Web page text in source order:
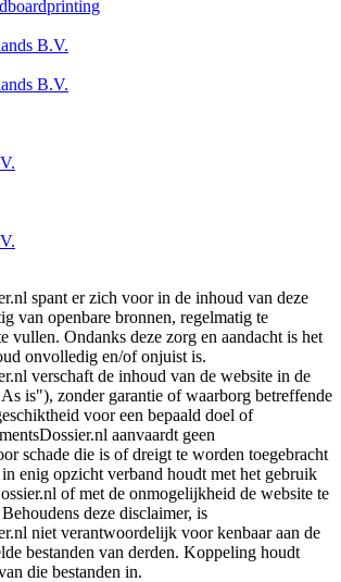
B.V.
B.V.
spant er zich voor in de inhoud van deze
van openbare bronnen, regelmatig te
vullen. Ondanks deze zorg en aandacht is het
onvolledig en/of onjuist is.
verschaft de inhoud van de website in de
is"), zonder garantie of waarborg betreffende
voor een bepaald doel of
aanvaardt geen
schade die is of dreigt te worden toegebracht
enig opzicht verband houdt met het gebruik
of met de onmogelijkheid de website te
deze disclaimer, is
niet verantwoordelijk voor kenbaar aan de
bestanden van derden. Koppeling houdt
die bestanden in.